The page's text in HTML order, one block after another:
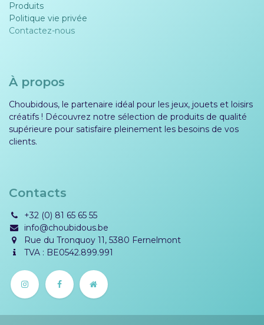
Produits
Politique vie privée​​
Contactez-nous
À propos
Choubidous, le partenaire idéal pour les jeux, jouets et loisirs
créatifs ! Découvrez notre sélection de produits de qualité
supérieure pour satisfaire pleinement les besoins de vos
clients.
Contacts
+32 (0) 81 65 65 55
info@choubidous.be
Rue du Tronquoy 11, 5380 Fernelmont
TVA : BE0542.899.991